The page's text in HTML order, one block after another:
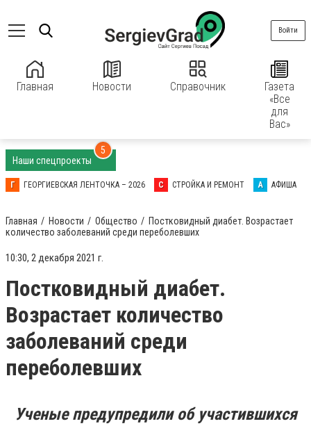
Главная Новости Справочник
Газета
«Все
для
Вас»
Войти
Наши спецпроекты
5
Г ГЕОРГИЕВСКАЯ ЛЕНТОЧКА – 2026 С СТРОЙКА И РЕМОНТ А АФИША
Главная Новости Общество
Постковидный диабет. Возрастает
количество заболеваний среди переболевших
10:30, 2 декабря 2021 г.
Постковидный диабет.
Возрастает количество
заболеваний среди
переболевших
Ученые предупредили об участившихся